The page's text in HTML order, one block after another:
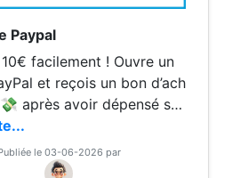
Paypal
facilement ! Ouvre un
et reçois un bon d’ach
après avoir dépensé se
les 30 jours. Simple,
prise de tête — profite
!
le 03-06-2026 par